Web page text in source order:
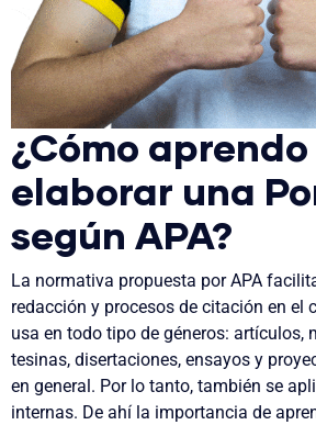
¿Cómo aprendo
elaborar una
según APA?
La normativa propuesta por APA
redacción y procesos de citación en el
usa en todo tipo de géneros: artículos,
tesinas, disertaciones, ensayos y
en general. Por lo tanto, también se
internas. De ahí la importancia de